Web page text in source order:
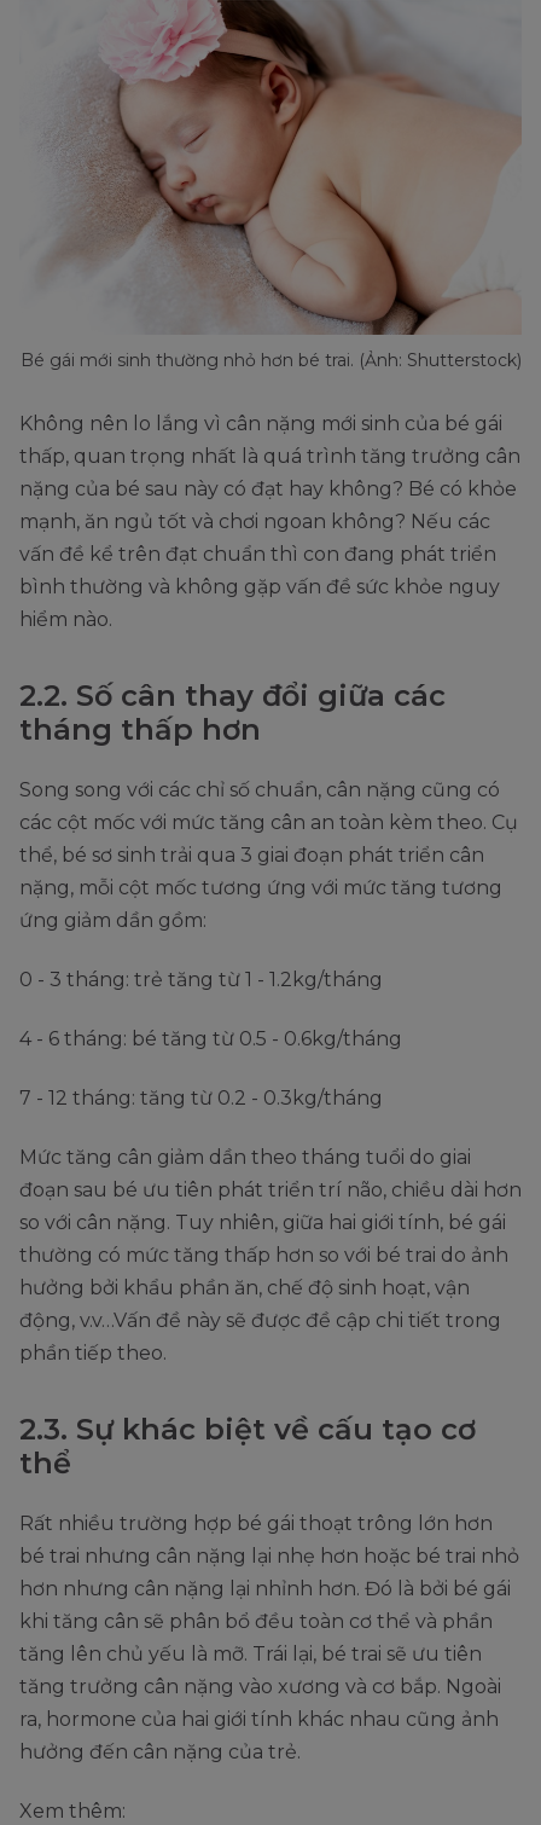
Bé gái mới sinh thường nhỏ hơn bé trai. (Ảnh: Shutterstock)
Không nên lo lắng vì cân nặng mới sinh của bé gái
thấp, quan trọng nhất là quá trình tăng trưởng cân
nặng của bé sau này có đạt hay không? Bé có khỏe
mạnh, ăn ngủ tốt và chơi ngoan không? Nếu các
vấn đề kể trên đạt chuẩn thì con đang phát triển
bình thường và không gặp vấn đề sức khỏe nguy
hiểm nào.
2.2. Số cân thay đổi giữa các
tháng thấp hơn
Song song với các chỉ số chuẩn, cân nặng cũng có
các cột mốc với mức tăng cân an toàn kèm theo. Cụ
thể, bé sơ sinh trải qua 3 giai đoạn phát triển cân
nặng, mỗi cột mốc tương ứng với mức tăng tương
ứng giảm dần gồm:
0 - 3 tháng: trẻ tăng từ 1 - 1.2kg/tháng
4 - 6 tháng: bé tăng từ 0.5 - 0.6kg/tháng
7 - 12 tháng: tăng từ 0.2 - 0.3kg/tháng
Mức tăng cân giảm dần theo tháng tuổi do giai
đoạn sau bé ưu tiên phát triển trí não, chiều dài hơn
so với cân nặng. Tuy nhiên, giữa hai giới tính, bé gái
thường có mức tăng thấp hơn so với bé trai do ảnh
hưởng bởi khẩu phần ăn, chế độ sinh hoạt, vận
động, v.v…Vấn đề này sẽ được đề cập chi tiết trong
phần tiếp theo.
2.3. Sự khác biệt về cấu tạo cơ
thể
Rất nhiều trường hợp bé gái thoạt trông lớn hơn
bé trai nhưng cân nặng lại nhẹ hơn hoặc bé trai nhỏ
hơn nhưng cân nặng lại nhỉnh hơn. Đó là bởi bé gái
khi tăng cân sẽ phân bổ đều toàn cơ thể và phần
tăng lên chủ yếu là mỡ. Trái lại, bé trai sẽ ưu tiên
tăng trưởng cân nặng vào xương và cơ bắp. Ngoài
ra, hormone của hai giới tính khác nhau cũng ảnh
hưởng đến cân nặng của trẻ.
Xem thêm: